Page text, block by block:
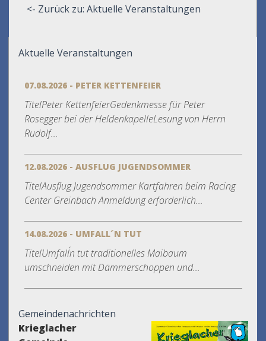
<- Zurück zu: Aktuelle Veranstaltungen
Aktuelle Veranstaltungen
07.08.2026 - PETER KETTENFEIER
TitelPeter KettenfeierGedenkmesse für Peter
Rosegger bei der HeldenkapelleLesung von Herrn
Rudolf...
12.08.2026 - AUSFLUG JUGENDSOMMER
TitelAusflug Jugendsommer Kartfahren beim Racing
Center Greinbach Anmeldung erforderlich...
14.08.2026 - UMFALL´N TUT
TitelUmfall´n tut traditionelles Maibaum
umschneiden mit Dämmerschoppen und...
Gemeindenachrichten
Krieglacher